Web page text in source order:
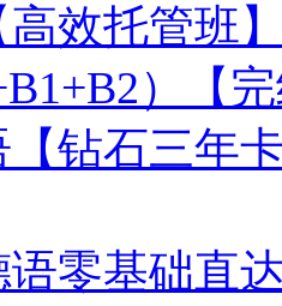
高效托管班
）【
钻石三年
零基础直